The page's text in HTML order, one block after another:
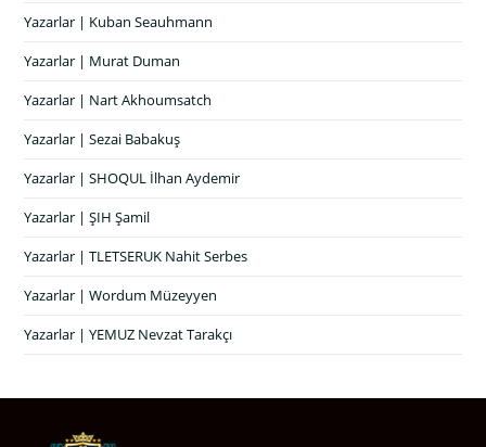
Yazarlar | Kuban Seauhmann
Yazarlar | Murat Duman
Yazarlar | Nart Akhoumsatch
Yazarlar | Sezai Babakuş
Yazarlar | SHOQUL İlhan Aydemir
Yazarlar | ŞIH Şamil
Yazarlar | TLETSERUK Nahit Serbes
Yazarlar | Wordum Müzeyyen
Yazarlar | YEMUZ Nevzat Tarakçı